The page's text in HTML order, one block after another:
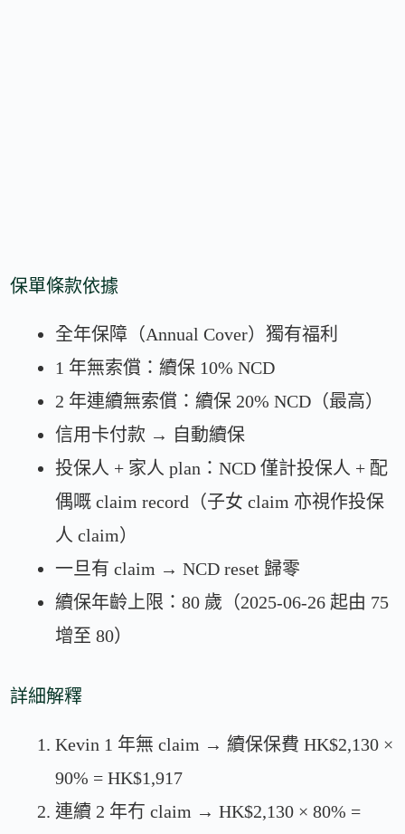
保單條款依據
全年保障（Annual Cover）獨有福利
1 年無索償：續保 10% NCD
2 年連續無索償：續保 20% NCD（最高）
信用卡付款 → 自動續保
投保人 + 家人 plan：NCD 僅計投保人 + 配
偶嘅 claim record（子女 claim 亦視作投保
人 claim）
一旦有 claim → NCD reset 歸零
續保年齡上限：80 歲（2025-06-26 起由 75
增至 80）
詳細解釋
Kevin 1 年無 claim → 續保保費 HK$2,130 ×
90% = HK$1,917
連續 2 年冇 claim → HK$2,130 × 80% =